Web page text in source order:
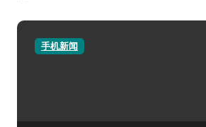
手机新闻